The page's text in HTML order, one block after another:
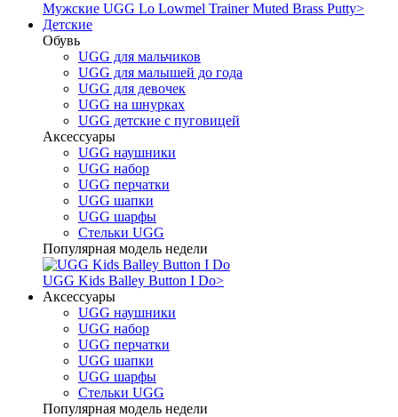
Мужские UGG Lo Lowmel Trainer Muted Brass Putty>
Детские
Обувь
UGG для мальчиков
UGG для малышей до года
UGG для девочек
UGG на шнурках
UGG детские с пуговицей
Аксессуары
UGG наушники
UGG набор
UGG перчатки
UGG шапки
UGG шарфы
Стельки UGG
Популярная модель недели
UGG Kids Balley Button I Do>
Аксессуары
UGG наушники
UGG набор
UGG перчатки
UGG шапки
UGG шарфы
Стельки UGG
Популярная модель недели